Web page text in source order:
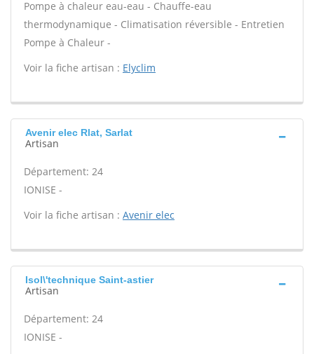
Pompe à chaleur eau-eau - Chauffe-eau
thermodynamique - Climatisation réversible - Entretien
Pompe à Chaleur -
Voir la fiche artisan : Elyclim
Avenir elec Rlat, Sarlat
Artisan
Département: 24
IONISE -
Voir la fiche artisan : Avenir elec
Isol\'technique Saint-astier
Artisan
Département: 24
IONISE -